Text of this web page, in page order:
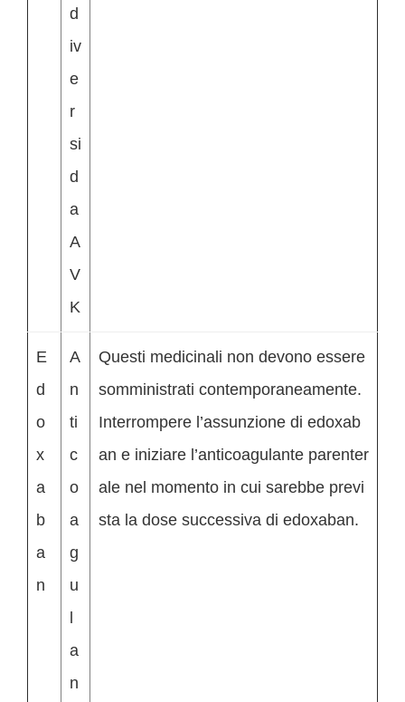
d
iv
e
r
si
d
a
A
V
K
E
d
o
x
a
b
a
n
A
n
ti
c
o
a
g
u
a
n
Questi medicinali non devono essere
somministrati contemporaneamente.
Interrompere l’assunzione di edoxab
an e iniziare l’anticoagulante parenter
ale nel momento in cui sarebbe previ
sta la dose successiva di edoxaban.